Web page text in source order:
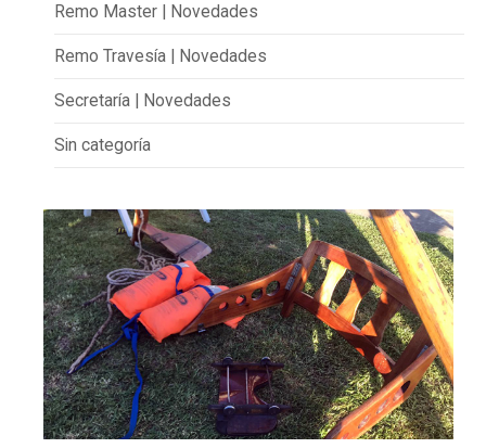
Remo Master | Novedades
Remo Travesía | Novedades
Secretaría | Novedades
Sin categoría